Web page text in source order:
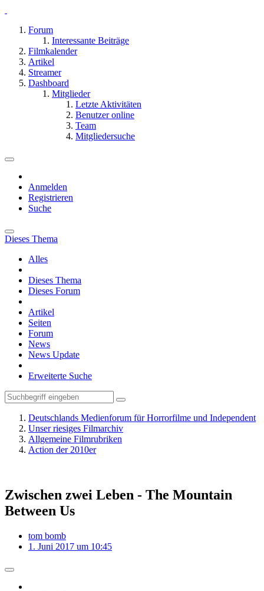
Forum
Interessante Beiträge
Filmkalender
Artikel
Streamer
Dashboard
Mitglieder
Letzte Aktivitäten
Benutzer online
Team
Mitgliedersuche
Anmelden
Registrieren
Suche
Dieses Thema
Alles
Dieses Thema
Dieses Forum
Artikel
Seiten
Forum
News
News Update
Erweiterte Suche
Deutschlands Medienforum für Horrorfilme und Independent
Unser riesiges Filmarchiv
Allgemeine Filmrubriken
Action der 2010er
Zwischen zwei Leben - The Mountain
Between Us
tom bomb
1. Juni 2017 um 10:45